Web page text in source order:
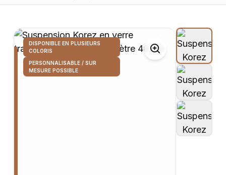
DISPONIBLE EN PLUSIEURS
COLORIS
PERSONNALISABLE / SUR
MESURE POSSIBLE